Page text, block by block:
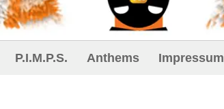
P.I.M.P.S. Anthems Impressum